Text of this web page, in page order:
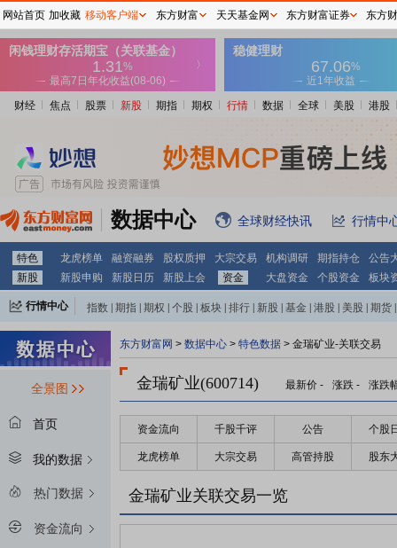
财经 焦点 股票 新股 期指 期权 行情 数据 全球 美股 港股
数据中心 全球财经快讯 行情中
特色 龙虎榜单 融资融券 股权质押 大宗交易 机构调研 期指持仓
公告
新股
新股申购 新股日历 新股上会 资金 大盘资金 个股资金 板块
行情中心 指数 期指 期权 个股 板块 排行 新股 基金 港股 美股 期货
全景图
首页
我的数据
热门数据
资金流向
东方财富网 > 数据中心 > 特色数据 > 金瑞矿业-关联交易
金瑞矿业(600714) 最新价 - 涨跌 - 涨跌
资金流向 千股千评 公告 个股
龙虎榜单 大宗交易 高管持股 股东
金瑞矿业关联交易一览
网站首页 加收藏 移动客户端 东方财富 天天基金网 东方财富证券 东方